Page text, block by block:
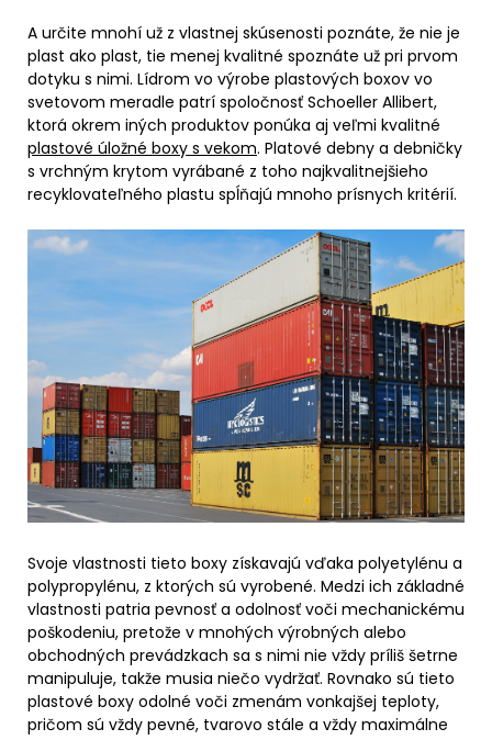
A určite mnohí už z vlastnej skúsenosti poznáte, že nie je
plast ako plast, tie menej kvalitné spoznáte už pri prvom
dotyku s nimi. Lídrom vo výrobe plastových boxov vo
svetovom meradle patrí spoločnosť Schoeller Allibert,
ktorá okrem iných produktov ponúka aj veľmi kvalitné
plastové úložné boxy s vekom. Platové debny a debničky
s vrchným krytom vyrábané z toho najkvalitnejšieho
recyklovateľného plastu spĺňajú mnoho prísnych kritérií.
Svoje vlastnosti tieto boxy získavajú vďaka polyetylénu a
polypropylénu, z ktorých sú vyrobené. Medzi ich základné
vlastnosti patria pevnosť a odolnosť voči mechanickému
poškodeniu, pretože v mnohých výrobných alebo
obchodných prevádzkach sa s nimi nie vždy príliš šetrne
manipuluje, takže musia niečo vydržať. Rovnako sú tieto
plastové boxy odolné voči zmenám vonkajšej teploty,
pričom sú vždy pevné, tvarovo stále a vždy maximálne